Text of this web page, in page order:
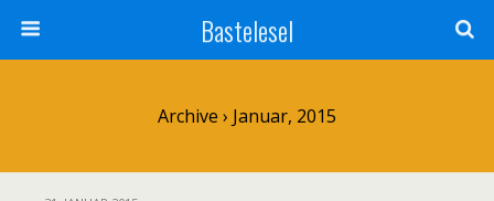
Bastelesel
Archive › Januar, 2015